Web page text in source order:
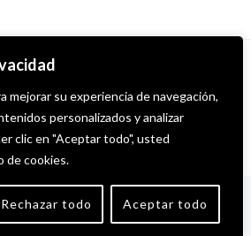
mejorar su experiencia de navegación,
personalizados y analizar
clic en "Aceptar todo", usted
de cookies.
Rechazar todo Aceptar todo
por MITS Informática
(Inglés Español